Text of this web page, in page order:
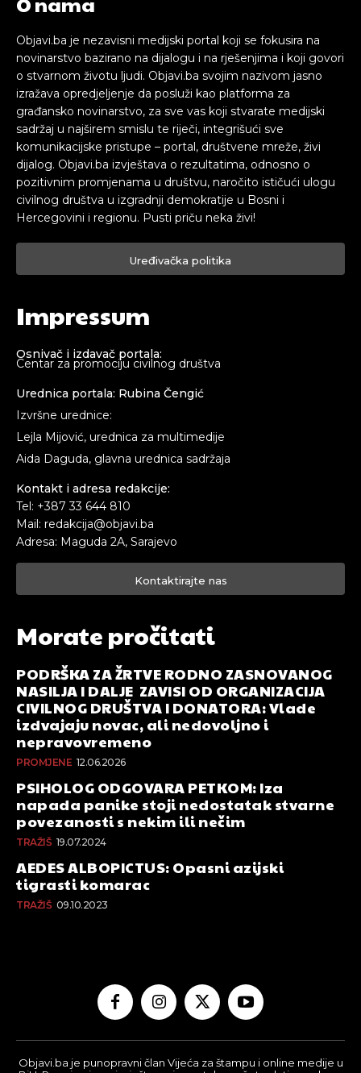
Objavi.ba je nezavisni medijski portal koji se fokusira na
novinarstvo bazirano na dijalogu i na rješenjima i koji govori
o stvarnom životu ljudi. Objavi.ba svojim nazivom jasno
izražava opredjeljenje da posluži kao platforma za
građansko novinarstvo, za sve vas koji stvarate medijski
sadržaj u najširem smislu te riječi, integrišući sve
komunikacijske pristupe – portal, društvene mreže, živi
dijalog. Objavi.ba izvještava o rezultatima, odnosno o
pozitivnim promjenama u društvu, naročito ističući ulogu
civilnog društva u izgradnji demokratije u Bosni i
Hercegovini i regionu. Pusti priču neka živi!
Uređivačka politika
Impressum
Osnivač i izdavač portala:
Centar za promociju civilnog društva
Urednica portala: Rubina Čengić
Izvršne urednice:
Lejla Mijović, urednica za multimedije
Aida Daguda, glavna urednica sadržaja
Kontakt i adresa redakcije:
Tel: +387 33 644 810
Mail: redakcija@objavi.ba
Adresa: Maguda 2A, Sarajevo
Kontaktirajte nas
Morate pročitati
PODRŠKA ZA ŽRTVE RODNO ZASNOVANOG
NASILJA I DALJE ZAVISI OD ORGANIZACIJA
CIVILNOG DRUŠTVA I DONATORA: Vlade
izdvajaju novac, ali nedovoljno i
nepravovremeno
PROMJENE 12.06.2026
PSIHOLOG ODGOVARA PETKOM: Iza
napada panike stoji nedostatak stvarne
povezanosti s nekim ili nečim
TRAŽIŠ 19.07.2024
AEDES ALBOPICTUS: Opasni azijski
tigrasti komarac
TRAŽIŠ 09.10.2023
Objavi.ba je punopravni član Vijeća za štampu i online medije u